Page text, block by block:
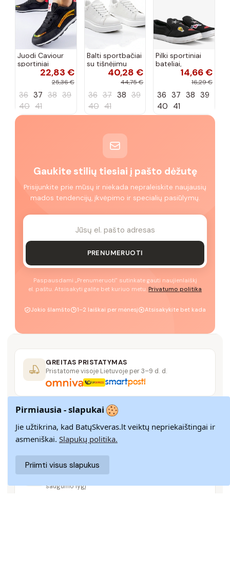
Juodi Caviour
sportiniai
sportbačiai22,83 €
25,36 €
36 37 38 39
40 41
Balti sportbačiai
su tišnėjimu
Peyton40,28 €
44,75 €
36 37 38 39
40 41
Pilki sportiniai
bateliai,
„Justice"14,66 €
16,29 €
36 37 38 39
40 41
Gaukite stilių tiesiai į pašto dėžutę
Prisijunkite prie mūsų ir niekada nepraleiskite naujausių
mados tendencijų, įkvėpimo ir specialių pasiūlymų.
PRENUMERUOTI
Paspausdami „Prenumeruoti" sutinkate gauti naujienlaiškį
el. paštu. Atsisakyti galite bet kuriuo metu. Privatumo politika
Jokio šlamšto 1–2 laiškai per mėnesį Atsisakykite bet kada
GREITAS PRISTATYMAS
Pristatome visoje Lietuvoje per 3–9 d. d.
14 DIENŲ GRĄŽINIMAS
Paprastas grąžinimas paštomatais su pinigų
grąžinimo garantija
SAUGUS MOKĖJIMAS
SSL šifravimas užtikrina aukščiausią jūsų duomenų
saugumo lygį
Pirmiausia - slapukai
Jie užtikrina, kad BatųSkveras.lt veiktų nepriekaištingai ir
asmeniškai. Slapukų politika.
Priimti visus slapukus